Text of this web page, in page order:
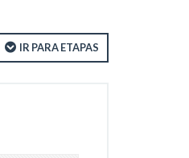
IR PARA ETAPAS